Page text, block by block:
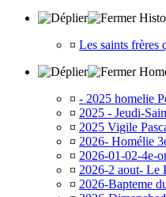
¤ Les saints frères
¤ - 2025 homelie
¤ 2025 - Jeudi-
¤ 2025 Vigile
¤ 2026- Homélie
¤ 2026-01-02-4e-
¤ 2026-2 aout- Le
¤ 2026-Bapteme